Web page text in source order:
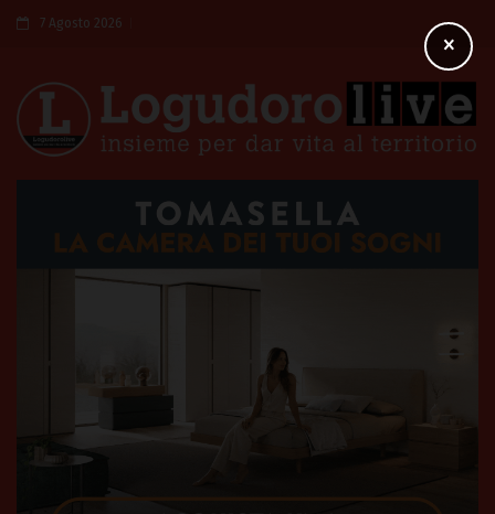
7 Agosto 2026
×